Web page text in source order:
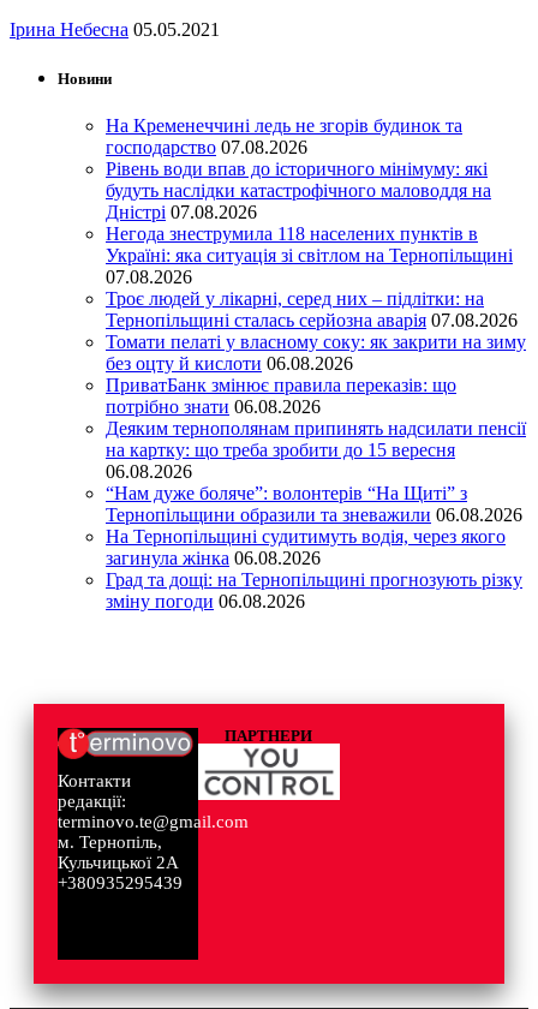
Ірина Небесна 05.05.2021
Новини
На Кременеччині ледь не згорів будинок та
господарство 07.08.2026
Рівень води впав до історичного мінімуму: які
будуть наслідки катастрофічного маловоддя на
Дністрі 07.08.2026
Негода знеструмила 118 населених пунктів в
Україні: яка ситуація зі світлом на Тернопільщині
07.08.2026
Троє людей у лікарні, серед них – підлітки: на
Тернопільщині сталась серйозна аварія 07.08.2026
Томати пелаті у власному соку: як закрити на зиму
без оцту й кислоти 06.08.2026
ПриватБанк змінює правила переказів: що
потрібно знати 06.08.2026
Деяким тернополянам припинять надсилати пенсії
на картку: що треба зробити до 15 вересня
06.08.2026
“Нам дуже боляче”: волонтерів “На Щиті” з
Тернопільщини образили та зневажили 06.08.2026
На Тернопільщині судитимуть водія, через якого
загинула жінка 06.08.2026
Град та дощі: на Тернопільщині прогнозують різку
зміну погоди 06.08.2026
Контакти
редакції:
terminovo.te@gmail.com
м. Тернопіль,
Кульчицької 2А
+380935295439
ПАРТНЕРИ